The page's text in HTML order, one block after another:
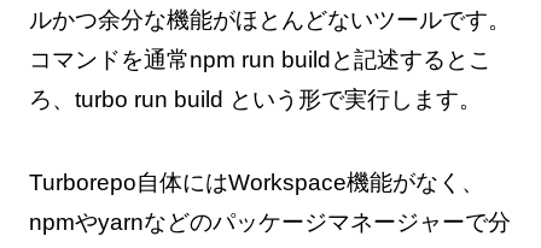
ルかつ余分な機能がほとんどないツールです。
コマンドを通常npm run buildと記述するとこ
ろ、turbo run build という形で実行します。
Turborepo自体にはWorkspace機能がなく、
npmやyarnなどのパッケージマネージャーで分